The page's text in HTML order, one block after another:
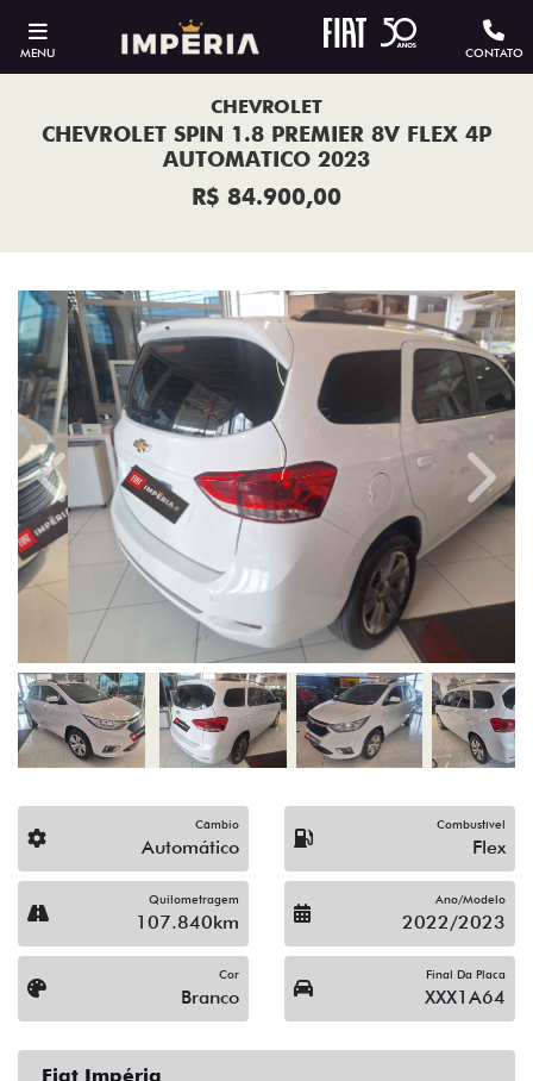
MENU CONTATO
CHEVROLET
CHEVROLET SPIN 1.8 PREMIER 8V FLEX 4P
AUTOMATICO 2023
R$ 84.900,00
Previous Next
Câmbio
Automático
Combustível
Flex
Quilometragem
107.840km
Ano/Modelo
2022/2023
Cor
Branco
Final Da Placa
XXX1A64
Fiat Impéria